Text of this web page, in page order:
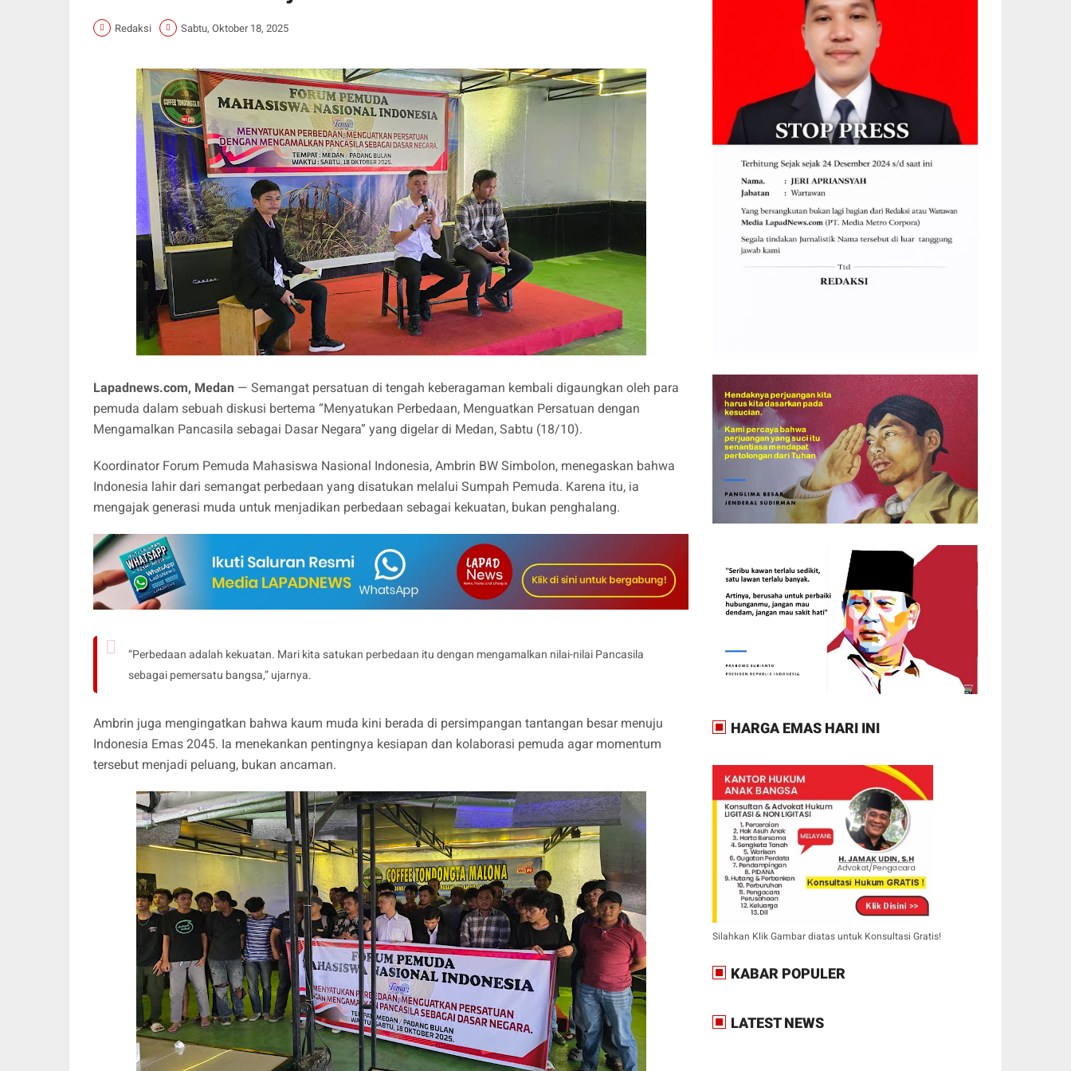
Redaksi Sabtu, Oktober 18, 2025
Lapadnews.com, Medan — Semangat persatuan di tengah keberagaman kembali digaungkan oleh para
pemuda dalam sebuah diskusi bertema “Menyatukan Perbedaan, Menguatkan Persatuan dengan
Mengamalkan Pancasila sebagai Dasar Negara” yang digelar di Medan, Sabtu (18/10).
Koordinator Forum Pemuda Mahasiswa Nasional Indonesia, Ambrin BW Simbolon, menegaskan bahwa
Indonesia lahir dari semangat perbedaan yang disatukan melalui Sumpah Pemuda. Karena itu, ia
mengajak generasi muda untuk menjadikan perbedaan sebagai kekuatan, bukan penghalang.
“Perbedaan adalah kekuatan. Mari kita satukan perbedaan itu dengan mengamalkan nilai-nilai Pancasila
sebagai pemersatu bangsa,” ujarnya.
Ambrin juga mengingatkan bahwa kaum muda kini berada di persimpangan tantangan besar menuju
Indonesia Emas 2045. Ia menekankan pentingnya kesiapan dan kolaborasi pemuda agar momentum
tersebut menjadi peluang, bukan ancaman.
HARGA EMAS HARI INI
Silahkan Klik Gambar diatas untuk Konsultasi Gratis!
KABAR POPULER
LATEST NEWS